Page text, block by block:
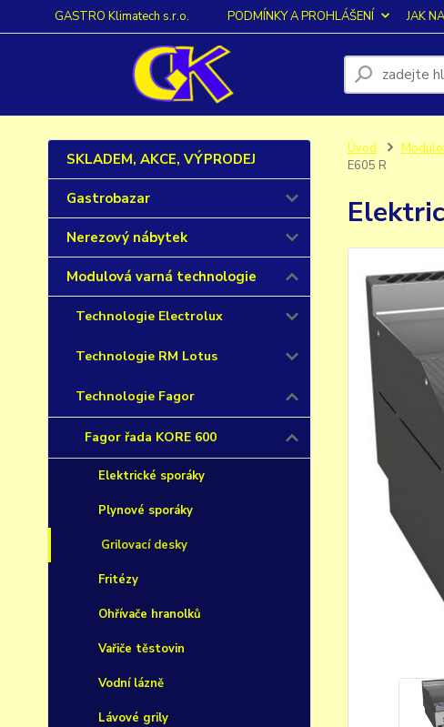
GASTRO Klimatech s.r.o. PODMÍNKY A PROHLÁŠENÍ JAK
SKLADEM, AKCE, VÝPRODEJ
Gastrobazar
Nerezový nábytek
Modulová varná technologie
Technologie Electrolux
Technologie RM Lotus
Technologie Fagor
Fagor řada KORE 600
Elektrické sporáky
Plynové sporáky
Grilovací desky
Fritézy
Ohřívače hranolků
Vařiče těstovin
Vodní lázně
Lávové grily
Úvod
E605 R